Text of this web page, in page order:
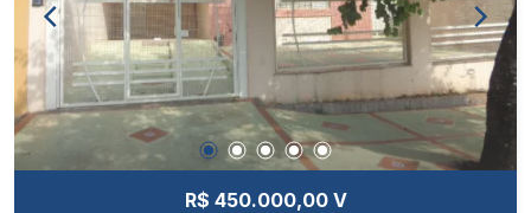
R$ 450.000,00 V